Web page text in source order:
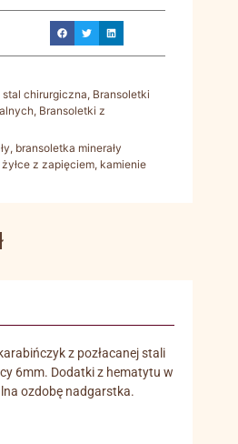
stal chirurgiczna, Bransoletki
, Bransoletki z
, bransoletka minerały
z zapięciem, kamienie
z pozłacanej stali
6mm. Dodatki z hematytu w
ozdobę nadgarstka.